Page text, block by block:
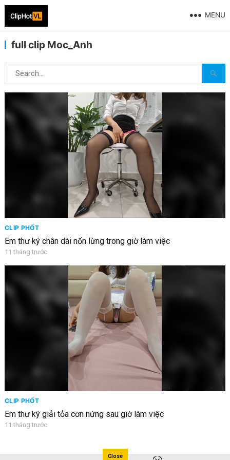
MENU
full clip Moc_Anh
CLIP PHỐT
Em thư ký chân dài nốn lừng trong giờ làm việc
11 tháng trước
CLIP PHỐT
Em thư ký giải tỏa cơn nứng sau giờ làm việc
11 tháng trước
Close